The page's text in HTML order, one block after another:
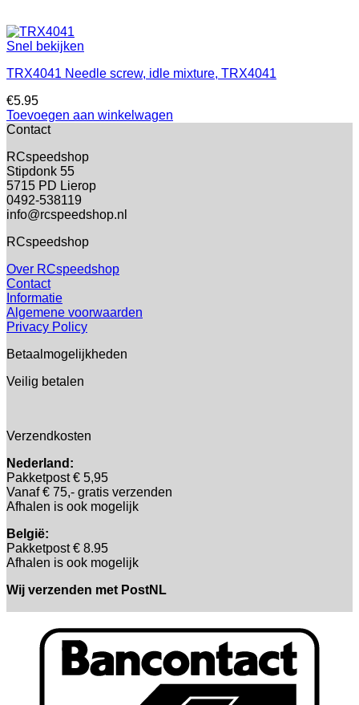
Snel bekijken
TRX4041 Needle screw, idle mixture, TRX4041
€5.95
Toevoegen aan winkelwagen
Contact
RCspeedshop
Stipdonk 55
5715 PD Lierop
0492-538119
info@rcspeedshop.nl
RCspeedshop
Over RCspeedshop
Contact
Informatie
Algemene voorwaarden
Privacy Policy
Betaalmogelijkheden
Veilig betalen
Verzendkosten
Nederland:
Pakketpost € 5,95
Vanaf € 75,- gratis verzenden
Afhalen is ook mogelijk
België:
Pakketpost € 8.95
Afhalen is ook mogelijk
Wij verzenden met PostNL